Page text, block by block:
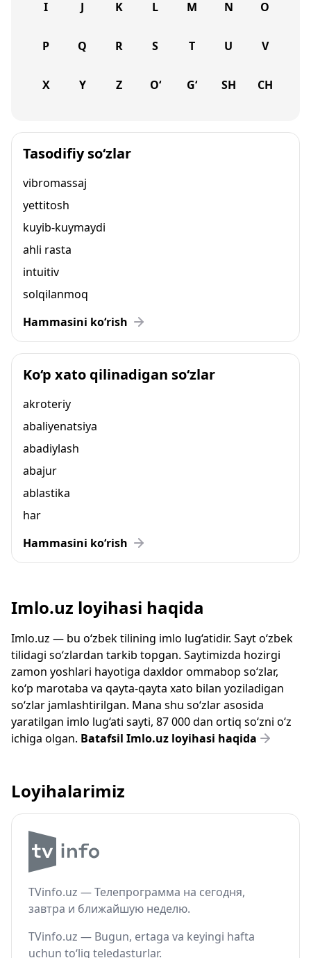
I J K L M N O
P Q R S T U V
X Y Z O‘ G‘ SH CH
Tasodifiy so‘zlar
vibromassaj
yettitosh
kuyib-kuymaydi
ahli rasta
intuitiv
solqilanmoq
Hammasini ko‘rish
Ko‘p xato qilinadigan so‘zlar
akroteriy
abaliyenatsiya
abadiylash
abajur
ablastika
har
Hammasini ko‘rish
Imlo.uz loyihasi haqida
Imlo.uz — bu o‘zbek tilining imlo lug‘atidir. Sayt o‘zbek
tilidagi so‘zlardan tarkib topgan. Saytimizda hozirgi
zamon yoshlari hayotiga daxldor ommabop so‘zlar,
ko‘p marotaba va qayta-qayta xato bilan yoziladigan
so‘zlar jamlashtirilgan. Mana shu so‘zlar asosida
yaratilgan imlo lug‘ati sayti, 87 000 dan ortiq so‘zni o‘z
ichiga olgan. Batafsil Imlo.uz loyihasi haqida
Loyihalarimiz
TVinfo.uz — Телепрограмма на сегодня,
завтра и ближайшую неделю.
TVinfo.uz — Bugun, ertaga va keyingi hafta
uchun to‘liq teledasturlar.